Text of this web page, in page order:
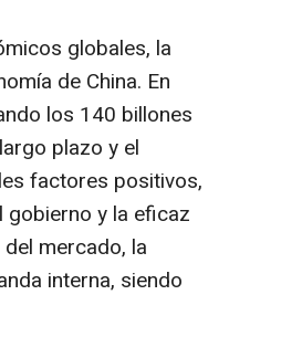
globales, la
de China. En
los 140 billones
plazo y el
factores positivos,
y la eficaz
mercado, la
interna, siendo